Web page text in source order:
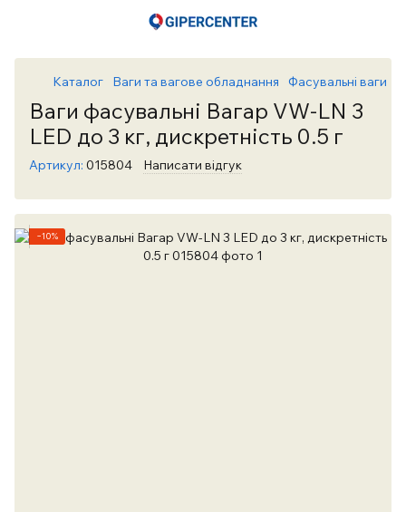
Каталог Ваги та вагове обладнання Фасувальні ваги
Ваги фасувальні Вагар VW-LN 3
LED до 3 кг, дискретність 0.5 г
Артикул: 015804 Написати відгук
−10%